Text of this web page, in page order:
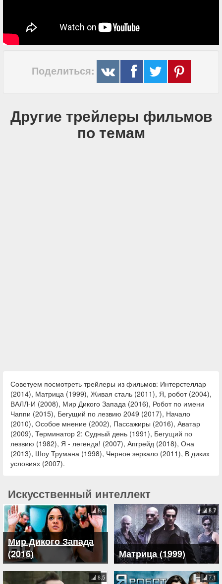
Поделиться:
Другие трейлеры фильмов
по темам
Советуем посмотреть трейлеры из фильмов: Интерстеллар
(2014), Матрица (1999), Живая сталь (2011), Я, робот (2004),
ВАЛЛ-И (2008), Мир Дикого Запада (2016), Робот по имени
Чаппи (2015), Бегущий по лезвию 2049 (2017), Начало
(2010), Особое мнение (2002), Пассажиры (2016), Аватар
(2009), Терминатор 2: Судный день (1991), Бегущий по
лезвию (1982), Я - легенда! (2007), Апгрейд (2018), Она
(2013), Шоу Трумана (1998), Черное зеркало (2011), В диких
условиях (2007).
Искусственный интеллект
Мир Дикого Запада
(2016)
8.4
Матрица (1999)
8.7
8.5 7.1